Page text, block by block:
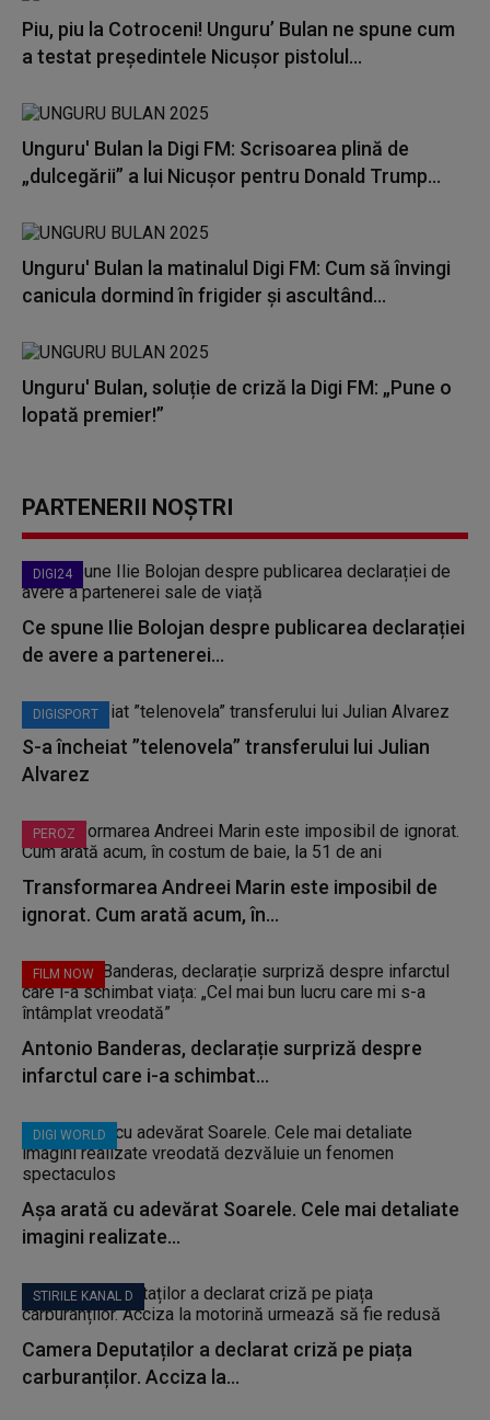
Piu, piu la Cotroceni! Unguru’ Bulan ne spune cum
a testat președintele Nicușor pistolul...
Unguru' Bulan la Digi FM: Scrisoarea plină de
„dulcegării” a lui Nicușor pentru Donald Trump...
Unguru' Bulan la matinalul Digi FM: Cum să învingi
canicula dormind în frigider și ascultând...
Unguru' Bulan, soluție de criză la Digi FM: „Pune o
lopată premier!”
PARTENERII NOȘTRI
DIGI24
Ce spune Ilie Bolojan despre publicarea declarației
de avere a partenerei...
DIGISPORT
S-a încheiat ”telenovela” transferului lui Julian
Alvarez
PEROZ
Transformarea Andreei Marin este imposibil de
ignorat. Cum arată acum, în...
FILM NOW
Antonio Banderas, declarație surpriză despre
infarctul care i-a schimbat...
DIGI WORLD
Așa arată cu adevărat Soarele. Cele mai detaliate
imagini realizate...
STIRILE KANAL D
Camera Deputaților a declarat criză pe piața
carburanților. Acciza la...